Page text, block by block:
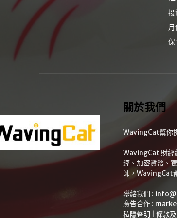
投
保
關於我們
WavingCat幫你
WavingCat 財經
經、加密貨幣、
師，WavingCat
聯絡我們 :
廣告合作 :
私隱聲明
條款